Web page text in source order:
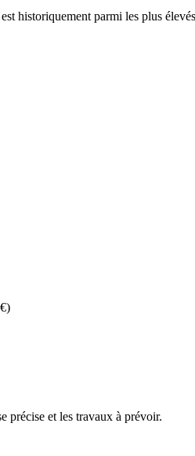
historiquement parmi les plus
précise et les travaux à prévoir.